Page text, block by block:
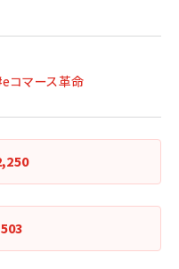
コマース革命
503